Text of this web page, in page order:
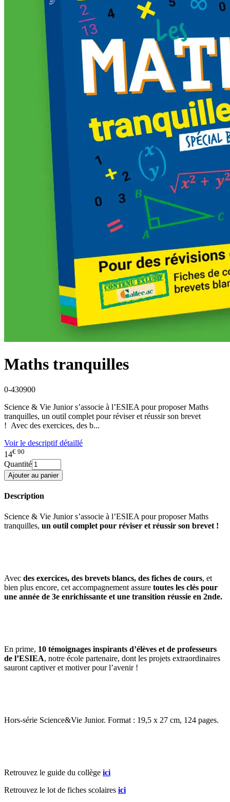
Maths tranquilles
0-430900
Science & Vie Junior s’associe à l’ESIEA pour proposer Maths
tranquilles, un outil complet pour réviser et réussir son brevet
! Avec des exercices, des b...
Voir le descriptif détaillé
14€ 90
Quantité
Description
Science & Vie Junior s’associe à l’ESIEA pour proposer Maths
tranquilles, un outil complet pour réviser et réussir son brevet !
Avec des exercices, des brevets blancs, des fiches de cours, et
bien plus encore, cet accompagnement assure toutes les clés pour
une année de 3e enrichissante et une transition réussie en 2nde.
En prime, 10 témoignages inspirants d’élèves et de professeurs
de l’ESIEA, notre école partenaire, dont les projets extraordinaires
sauront captiver et motiver pour l’avenir !
Hors-série Science&Vie Junior. Format : 19,5 x 27 cm, 124 pages.
Retrouvez le guide du collège ici
Retrouvez le lot de fiches scolaires ici